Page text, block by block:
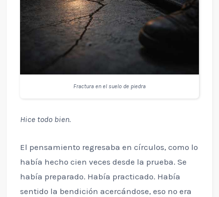
Fractura en el suelo de piedra
Hice todo bien.
El pensamiento regresaba en círculos, como lo
había hecho cien veces desde la prueba. Se
había preparado. Había practicado. Había
sentido la bendición acercándose, eso no era